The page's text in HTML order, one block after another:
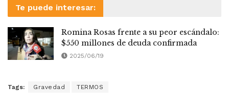
Te puede interesar:
Romina Rosas frente a su peor escándalo:
$550 millones de deuda confirmada
2025/06/19
Tags: Gravedad TERMOS